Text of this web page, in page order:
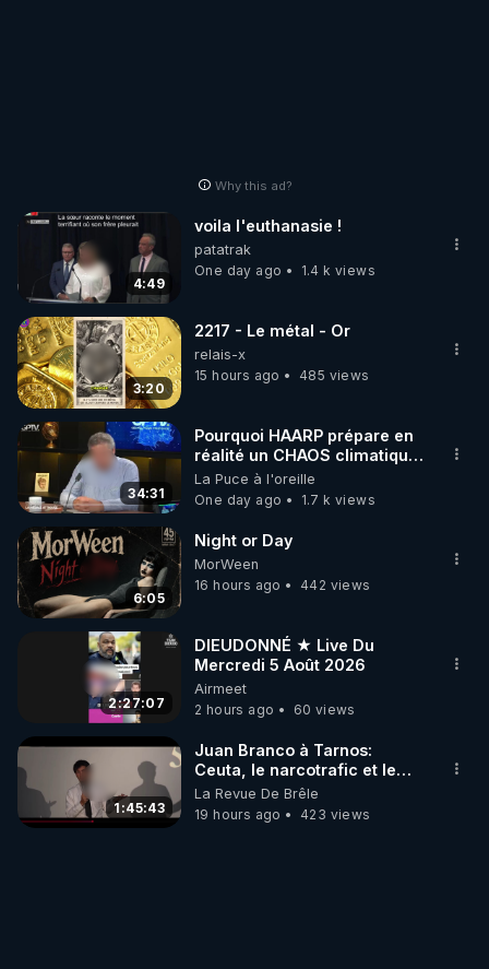
Why this ad?
4:49
voila l'euthanasie !
patatrak
One day ago
1.4 k views
3:20
2217 - Le métal - Or
relais-x
15 hours ago
485 views
34:31
Pourquoi HAARP prépare en
réalité un CHAOS climatique,
on répond
La Puce à l'oreille
One day ago
1.7 k views
6:05
Night or Day
MorWeen
16 hours ago
442 views
2:27:07
DIEUDONNÉ ★ Live Du
Mercredi 5 Août 2026
Airmeet
2 hours ago
60 views
1:45:43
Juan Branco à Tarnos:
Ceuta, le narcotrafic et le
pouvoir en France
La Revue De Brêle
19 hours ago
423 views